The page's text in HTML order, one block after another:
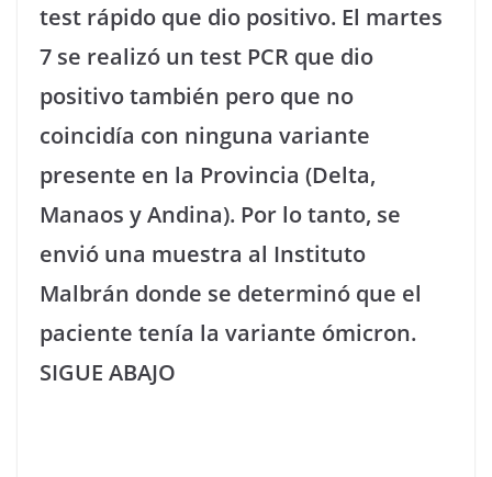
test rápido que dio positivo. El martes
7 se realizó un test PCR que dio
positivo también pero que no
coincidía con ninguna variante
presente en la Provincia (Delta,
Manaos y Andina). Por lo tanto, se
envió una muestra al Instituto
Malbrán donde se determinó que el
paciente tenía la variante ómicron.
SIGUE ABAJO